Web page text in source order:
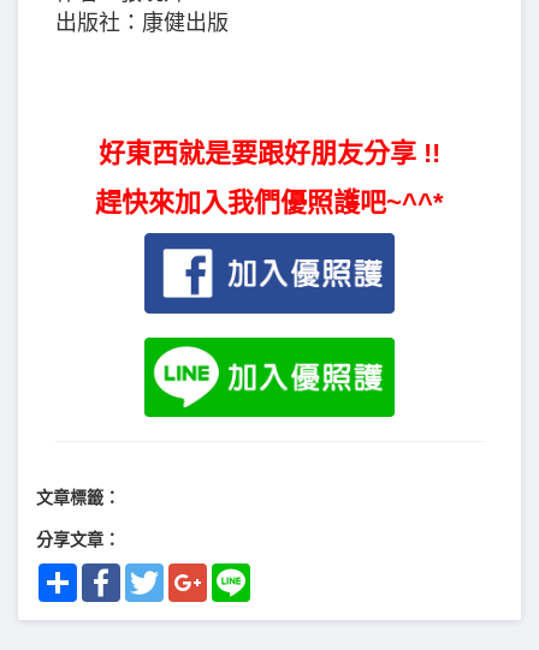
出版社：康健出版
好東西就是要跟好朋友分享 !!
趕快來加入我們優照護吧~^^*
文章標籤：
分享文章：
Share FacebookTwitterGoogle+